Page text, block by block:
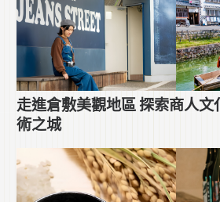
走進倉敷美觀地區 探索商人
術之城